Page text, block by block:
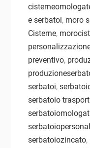
e serbatoi, moro
Cisterne,
preventivo,
serbatoi,
serbatoio
serbatoiozincato,